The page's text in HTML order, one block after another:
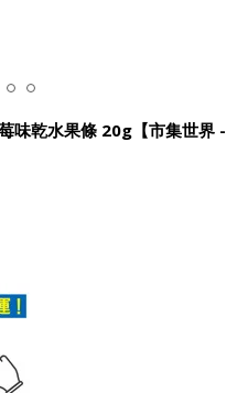
味乾水果條 20g【市集世界 -